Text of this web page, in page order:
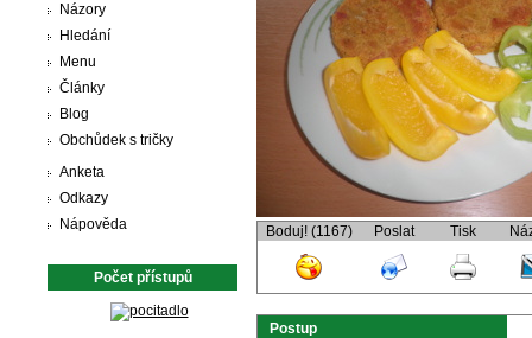
Názory
Hledání
Menu
Články
Blog
Obchůdek s tričky
Anketa
Odkazy
Nápověda
Počet přístupů
Boduj! (1167) Poslat Tisk
Postup